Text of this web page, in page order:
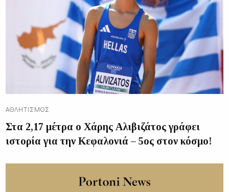
ΑΘΛΗΤΙΣΜΌΣ
Στα 2,17 μέτρα ο Χάρης Αλιβιζάτος γράφει
ιστορία για την Κεφαλονιά – 5ος στον κόσμο!